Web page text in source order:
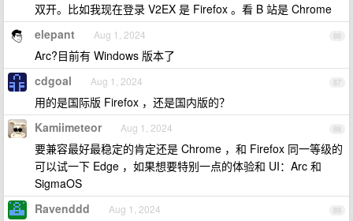
双开。比如我现在登录 V2EX 是 Firefox 。看 B 站是 Chrome
86
elepant Aug 1, 2024
Arc?目前有 Windows 版本了
87
cdgoal Aug 1, 2024
用的是国际版 Firefox ，还是国内版的？
88
Kamiimeteor Aug 1, 2024
要兼容最好最稳定的肯定还是 Chrome ，和 Firefox 同一等级的
可以试一下 Edge ，如果想要特别一点的体验和 UI：Arc 和
SigmaOS
89
Ravenddd Aug 1, 2024